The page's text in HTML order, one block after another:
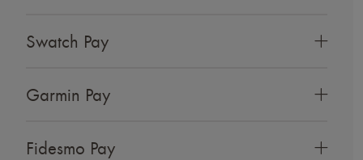
Swatch Pay
Garmin Pay
Fidesmo Pay